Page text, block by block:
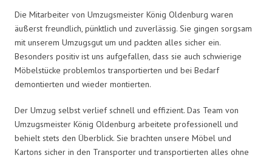
Die Mitarbeiter von Umzugsmeister König Oldenburg waren
äußerst freundlich, pünktlich und zuverlässig. Sie gingen sorgsam
mit unserem Umzugsgut um und packten alles sicher ein.
Besonders positiv ist uns aufgefallen, dass sie auch schwierige
Möbelstücke problemlos transportierten und bei Bedarf
demontierten und wieder montierten.
Der Umzug selbst verlief schnell und effizient. Das Team von
Umzugsmeister König Oldenburg arbeitete professionell und
behielt stets den Überblick. Sie brachten unsere Möbel und
Kartons sicher in den Transporter und transportierten alles ohne